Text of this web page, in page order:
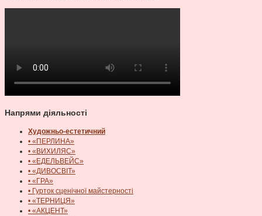
Напрями діяльності
Художньо-естетичний
• «ПЕРЛИНА»
• «ВИХИЛЯС»
• «ЕДЕЛЬВЕЙС»
• «ДИВОСВІТ»
• «ГРА»
• Гурток сценічної майстерності
• «ТЕРНИЦЯ»
• «АКЦЕНТ»